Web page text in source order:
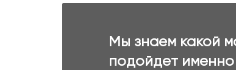
Мы знаем какой
подойдет